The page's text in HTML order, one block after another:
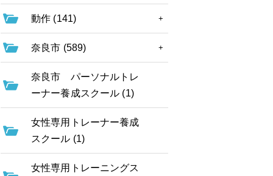
動作 (141)
奈良市 (589)
奈良市 パーソナルトレ
ーナー養成スクール (1)
女性専用トレーナー養成
スクール (1)
女性専用トレーニングス